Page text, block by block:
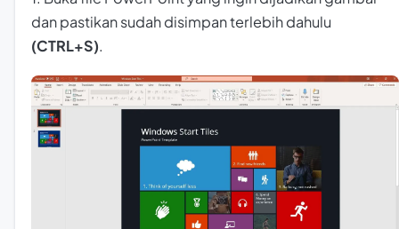
dan pastikan sudah disimpan terlebih dahulu
(CTRL+S).